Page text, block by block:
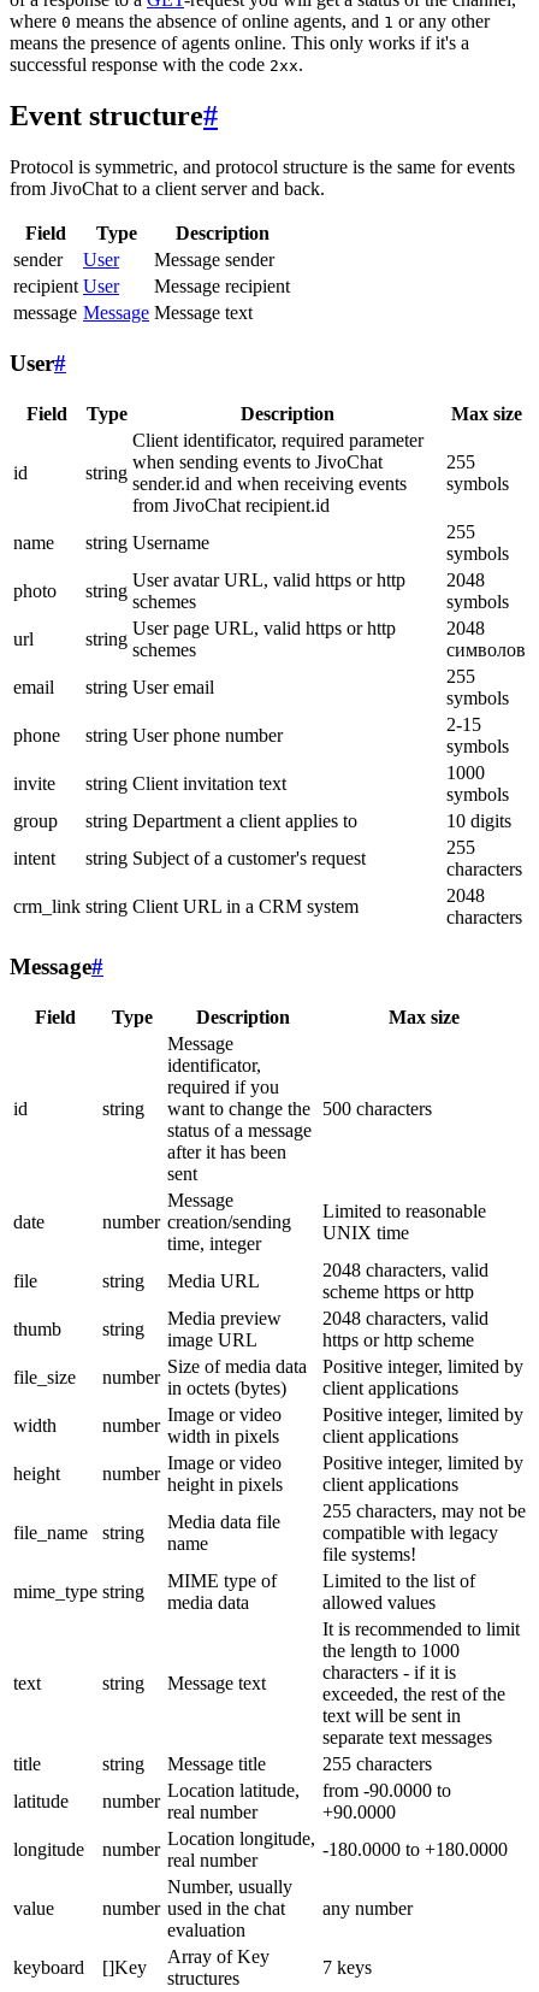
where 0 means the absence of online agents, and 1 or any other
means the presence of agents online. This only works if it's a
successful response with the code 2xx.
Event structure#
Protocol is symmetric, and protocol structure is the same for events
from JivoChat to a client server and back.
Field Type
Description
sender
User
Message sender
recipient User
Message recipient
message Message Message text
User#
Field Type Description Max size
id string
Client identificator, required parameter
when sending events to JivoChat
sender.id and when receiving events
from JivoChat recipient.id
255
symbols
name string Username
255
symbols
photo
string
User avatar URL, valid https or http
schemes
2048
symbols
url
string
User page URL, valid https or http
schemes
2048
символов
email
string User email
255
symbols
phone
string User phone number
2-15
symbols
invite
string Client invitation text
1000
symbols
group
string Department a client applies to
10 digits
intent
string Subject of a customer's request
255
characters
crm_link string Client URL in a CRM system
2048
characters
Message#
Field Type Description Max size
id string
Message
identificator,
required if you
want to change the
status of a message
after it has been
sent
500 characters
date number
Message
creation/sending
time, integer
Limited to reasonable
UNIX time
file string Media URL
2048 characters, valid
scheme https or http
thumb
string
Media preview
image URL
2048 characters, valid
https or http scheme
file_size
number
Size of media data
in octets (bytes)
Positive integer, limited by
client applications
width
number
Image or video
width in pixels
Positive integer, limited by
client applications
height
number
Image or video
height in pixels
Positive integer, limited by
client applications
file_name string
Media data file
name
255 characters, may not be
compatible with legacy
file systems!
mime_type string
MIME type of
media data
Limited to the list of
allowed values
text string Message text
It is recommended to limit
the length to 1000
characters - if it is
exceeded, the rest of the
text will be sent in
separate text messages
title
string Message title
255 characters
latitude
number
Location latitude,
real number
from -90.0000 to
+90.0000
longitude
number
Location longitude,
real number
-180.0000 to +180.0000
value number
Number, usually
used in the chat
evaluation
any number
keyboard []Key
Array of Key
structures
7 keys